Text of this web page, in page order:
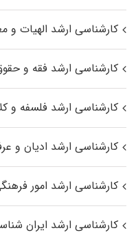
کارشناسی ارشد الهیات
کارشناسی ارشد فقه و
کارشناسی ارشد فلسفه و
کارشناسی ارشد ادیان و
کارشناسی ارشد امور
کارشناسی ارشد ایران